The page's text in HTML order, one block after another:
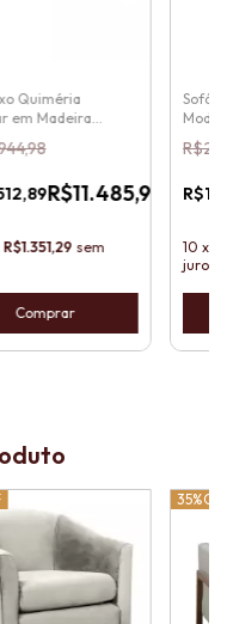
Quiméria
em Madeira
e Almofadas Soltas
R$11.485,96
OFF
R$1.351,29 sem
Sofá
10 x
juros
35%